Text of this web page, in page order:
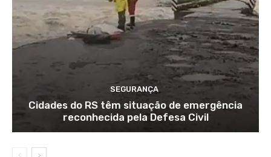
SEGURANÇA
Cidades do RS têm situação de emergência
reconhecida pela Defesa Civil